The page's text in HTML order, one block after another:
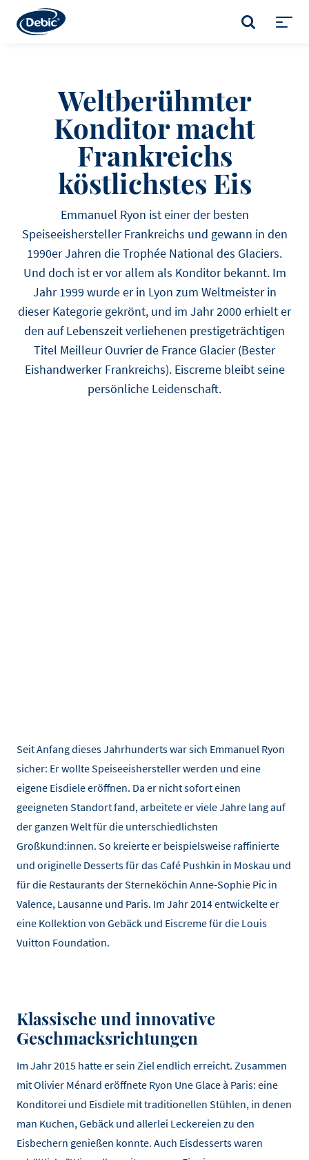
main
SUCHE
Weltberühmter
Konditor macht
Frankreichs
köstlichstes Eis
Emmanuel Ryon ist einer der besten
Speiseeishersteller Frankreichs und gewann in den
1990er Jahren die Trophée National des Glaciers.
Und doch ist er vor allem als Konditor bekannt. Im
Jahr 1999 wurde er in Lyon zum Weltmeister in
dieser Kategorie gekrönt, und im Jahr 2000 erhielt er
den auf Lebenszeit verliehenen prestigeträchtigen
Titel Meilleur Ouvrier de France Glacier (Bester
Eishandwerker Frankreichs). Eiscreme bleibt seine
persönliche Leidenschaft.
Seit Anfang dieses Jahrhunderts war sich Emmanuel Ryon
sicher: Er wollte Speiseeishersteller werden und eine
eigene Eisdiele eröffnen. Da er nicht sofort einen
geeigneten Standort fand, arbeitete er viele Jahre lang auf
der ganzen Welt für die unterschiedlichsten
Großkund:innen. So kreierte er beispielsweise raffinierte
und originelle Desserts für das Café Pushkin in Moskau und
für die Restaurants der Sterneköchin Anne-Sophie Pic in
Valence, Lausanne und Paris. Im Jahr 2014 entwickelte er
eine Kollektion von Gebäck und Eiscreme für die Louis
Vuitton Foundation.
Klassische und innovative
Geschmacksrichtungen
Im Jahr 2015 hatte er sein Ziel endlich erreicht. Zusammen
mit Olivier Ménard eröffnete Ryon Une Glace à Paris: eine
Konditorei und Eisdiele mit traditionellen Stühlen, in denen
man Kuchen, Gebäck und allerlei Leckereien zu den
Eisbechern genießen konnte. Auch Eisdesserts waren